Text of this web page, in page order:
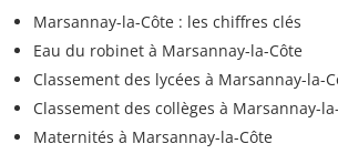
Marsannay-la-Côte : les chiffres clés
Eau du robinet à Marsannay-la-Côte
Classement des lycées à Marsannay-la-
Classement des collèges à Marsannay-
Maternités à Marsannay-la-Côte